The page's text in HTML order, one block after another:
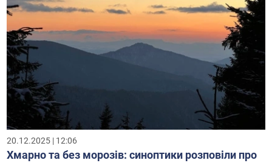
20.12.2025 | 12:06
Хмарно та без морозів: синоптики розповіли про